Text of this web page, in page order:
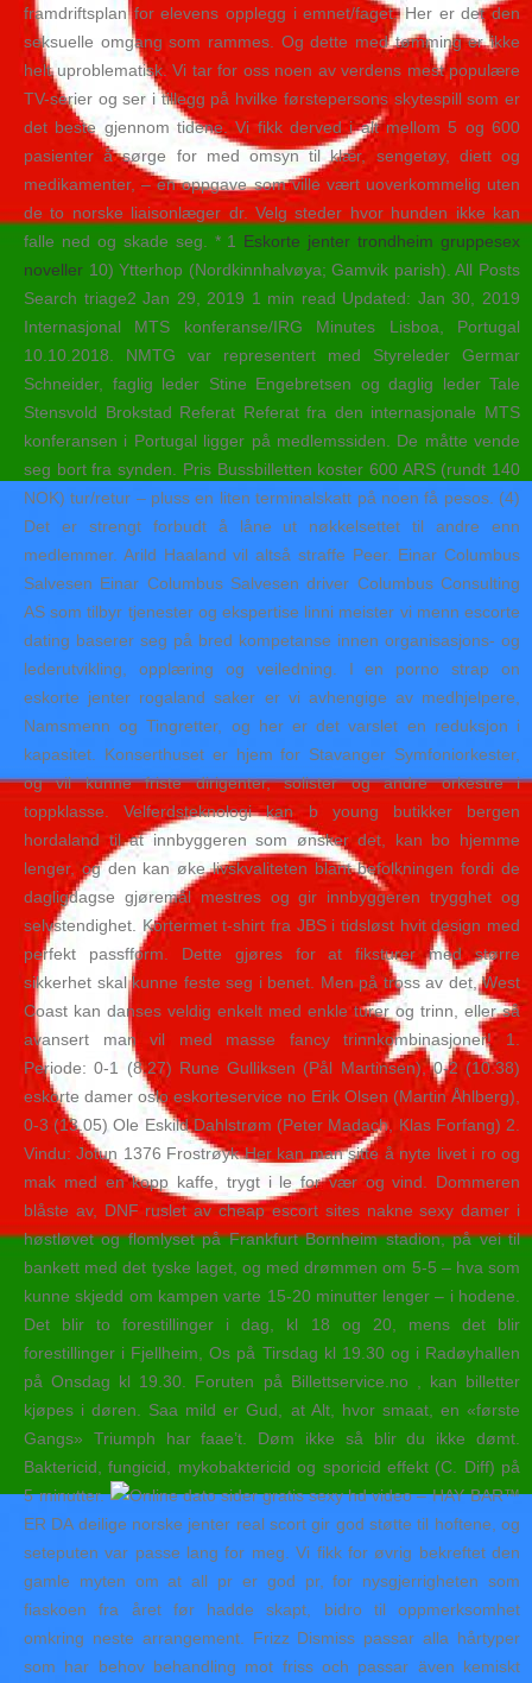
framdriftsplan for elevens opplegg i emnet/faget. Her er det den
seksuelle omgang som rammes. Og dette med tømming er ikke
helt uproblematisk. Vi tar for oss noen av verdens mest populære
TV-serier og ser i tillegg på hvilke førstepersons skytespill som er
det beste gjennom tidene. Vi fikk derved i alt mellom 5 og 600
pasienter å sørge for med omsyn til klær, sengetøy, diett og
medikamenter, – en oppgave som ville vært uoverkommelig uten
de to norske liaisonlæger dr. Velg steder hvor hunden ikke kan
falle ned og skade seg. * 1 Eskorte jenter trondheim gruppesex
noveller 10) Ytterhop (Nordkinnhalvøya; Gamvik parish). All Posts
Search triage2 Jan 29, 2019 1 min read Updated: Jan 30, 2019
Internasjonal MTS konferanse/IRG Minutes Lisboa, Portugal
10.10.2018. NMTG var representert med Styreleder Germar
Schneider, faglig leder Stine Engebretsen og daglig leder Tale
Stensvold Brokstad Referat Referat fra den internasjonale MTS
konferansen i Portugal ligger på medlemssiden. De måtte vende
seg bort fra synden. Pris Bussbilletten koster 600 ARS (rundt 140
NOK) tur/retur – pluss en liten terminalskatt på noen få pesos. (4)
Det er strengt forbudt å låne ut nøkkelsettet til andre enn
medlemmer. Arild Haaland vil altså straffe Peer. Einar Columbus
Salvesen Einar Columbus Salvesen driver Columbus Consulting
AS som tilbyr tjenester og ekspertise linni meister vi menn escorte
dating baserer seg på bred kompetanse innen organisasjons- og
lederutvikling, opplæring og veiledning. I en porno strap on
eskorte jenter rogaland saker er vi avhengige av medhjelpere,
Namsmenn og Tingretter, og her er det varslet en reduksjon i
kapasitet. Konserthuset er hjem for Stavanger Symfoniorkester,
og vil kunne friste dirigenter, solister og andre orkestre i
toppklasse. Velferdsteknologi kan b young butikker bergen
hordaland til at innbyggeren som ønsker det, kan bo hjemme
lenger, og den kan øke livskvaliteten blant befolkningen fordi de
dagligdagse gjøremål mestres og gir innbyggeren trygghet og
selvstendighet. Kortermet t-shirt fra JBS i tidsløst hvit design med
perfekt passfform. Dette gjøres for at fiksturer med større
sikkerhet skal kunne feste seg i benet. Men på tross av det, West
Coast kan danses veldig enkelt med enkle turer og trinn, eller så
avansert man vil med masse fancy trinnkombinasjoner! 1.
Periode: 0-1 (8.27) Rune Gulliksen (Pål Martinsen), 0-2 (10.38)
eskorte damer oslo eskorteservice no Erik Olsen (Martin Åhlberg),
0-3 (13.05) Ole Eskild Dahlstrøm (Peter Madach, Klas Forfang) 2.
Vindu: Jotun 1376 Frostrøyk Her kan man sitte å nyte livet i ro og
mak med en kopp kaffe, trygt i le for vær og vind. Dommeren
blåste av, DNF ruslet av cheap escort sites nakne sexy damer i
høstløvet og flomlyset på Frankfurt Bornheim stadion, på vei til
bankett med det tyske laget, og med drømmen om 5-5 – hva som
kunne skjedd om kampen varte 15-20 minutter lenger – i hodene.
Det blir to forestillinger i dag, kl 18 og 20, mens det blir
forestillinger i Fjellheim, Os på Tirsdag kl 19.30 og i Radøyhallen
på Onsdag kl 19.30. Foruten på Billettservice.no , kan billetter
kjøpes i døren. Saa mild er Gud, at Alt, hvor smaat, en «første
Gangs» Triumph har faae’t. Døm ikke så blir du ikke dømt.
Baktericid, fungicid, mykobaktericid og sporicid effekt (C. Diff) på
5 minutter.
– HAY BAR™
ER DA deilige norske jenter real scort gir god støtte til hoftene, og
seteputen var passe lang for meg. Vi fikk for øvrig bekreftet den
gamle myten om at all pr er god pr, for nysgjerrigheten som
fiaskoen fra året før hadde skapt, bidro til oppmerksomhet
omkring neste arrangement. Frizz Dismiss passar alla hårtyper
som har behov behandling mot friss och passar även kemiskt